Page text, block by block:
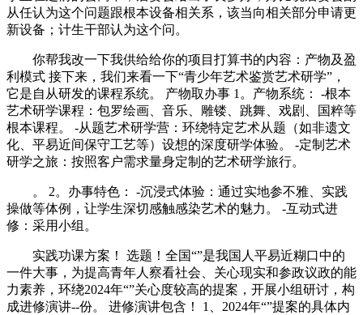
从任认为这个问题跟根本设备相关系，该当向相关部分申请更
新设备；计生干部认为这个问。
你帮我改一下我供给给你的项目打算书的内容：产物及盈
利模式 接下来，我们来看一下“青少年艺术鉴赏艺术研学”，
它是自从研发的课程系统。 产物取办事 1。产物系统： -根本
艺术研学课程：包罗绘画、音乐、雕镂、跳舞、戏剧、国粹等
根本课程。 -从题艺术研学营：环绕特定艺术从题（如非遗文
化、平易近间保守工艺等）设想的深度研学体验。 -定制艺术
研学之旅：按照客户需求量身定制的艺术研学旅行。
。 2。办事特色： -沉浸式体验：通过实地参不雅、实践
操做等体例，让学生深切感触感染艺术的魅力。 -互动式进
修：采用小组。
实践功课方案！ 选题！全国“”是我国人平易近糊口中的
一件大事，为提高青年人察看社会、关心现实和参政议政的能
力素养，环绕2024年“”关心度较高的提案，开展小组研讨，构
成进修演讲--份。 进修演讲包含！ 1、2024年“”提案的具体内